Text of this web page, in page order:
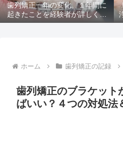
歯列矯正一年の変化。１年間に
起きたことを経験者が詳しく解
説
ホーム 歯列矯正の記録
歯列矯正のブラケット
ばいい？４つの対処法